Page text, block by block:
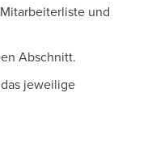
und
Abschnitt.
jeweilige